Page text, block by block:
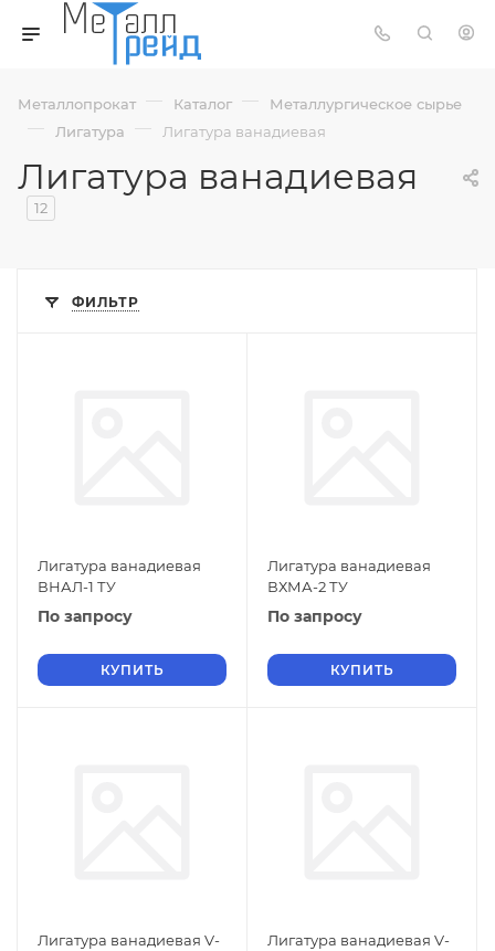
Металлопрокат — Каталог — Металлургическое сырье
— Лигатура — Лигатура ванадиевая
Лигатура ванадиевая
12
ФИЛЬТР
Лигатура ванадиевая
ВНАЛ-1 ТУ
По запросу
КУПИТЬ
Лигатура ванадиевая
ВХМА-2 ТУ
По запросу
КУПИТЬ
Лигатура ванадиевая V-
Лигатура ванадиевая V-